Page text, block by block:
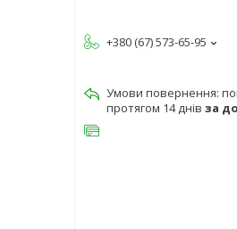
+380 (67) 573-65-95
протягом 14 днів за